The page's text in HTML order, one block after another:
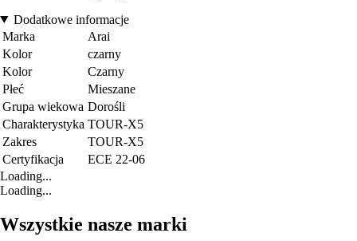
Dodatkowe informacje
Marka
Arai
Kolor
czarny
Kolor
Czarny
Płeć
Mieszane
Grupa wiekowa Dorośli
Charakterystyka TOUR-X5
Zakres
TOUR-X5
Certyfikacja
ECE 22-06
Loading...
Loading...
Wszystkie nasze marki